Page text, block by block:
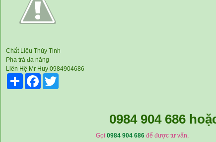
Chất Liệu Thủy Tinh
Pha trà đa năng
Liên Hệ Mr Huy 0984904686
Share
Facebook
0984 904 686
Gọi 0984 904 686 để được tư vấn,